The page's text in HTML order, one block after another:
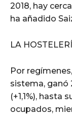
2018, hay
ha añadido
LA
Por
sistema, ganó
(+1,1%), hasta
ocupados,